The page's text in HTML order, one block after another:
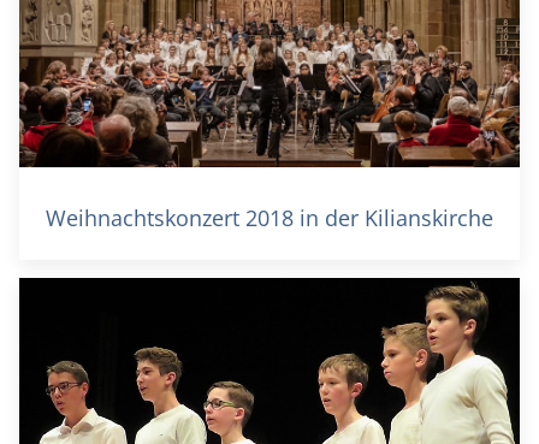
Weihnachtskonzert 2018 in der Kilianskirche